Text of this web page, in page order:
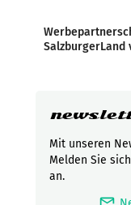
SalzburgerLand
Mit unseren
Melden Sie
an.